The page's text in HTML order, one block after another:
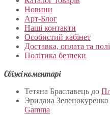
Новини
Арт-Блог
Наші контакти
Особистий кабінет
Доставка, оплата та
Політика безпеки
Свіжі коментарі
Тетяна Браславець до
Эридана Зеленокуренко
Gamma